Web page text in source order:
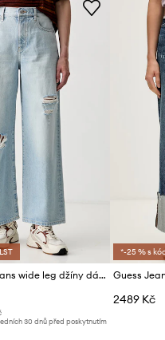
Calvin Klein Jeans wide leg džíny dámské
30 dnů před poskytnutím
*-25 % s
Guess
2489 Kč